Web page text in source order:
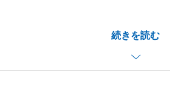
続きを読む
進んでいただくことが出来、良か
新生活が良いものとなるよう願っ
今後ともよろしくお願いいたしま